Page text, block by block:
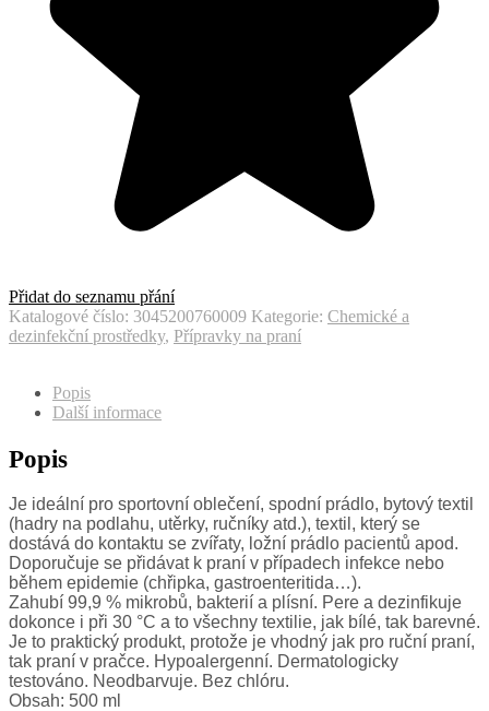
Přidat do seznamu přání
Katalogové číslo: 3045200760009 Kategorie: Chemické a
dezinfekční prostředky, Přípravky na praní
Popis
Další informace
Popis
Je ideální pro sportovní oblečení, spodní prádlo, bytový textil
(hadry na podlahu, utěrky, ručníky atd.), textil, který se
dostává do kontaktu se zvířaty, ložní prádlo pacientů apod.
Doporučuje se přidávat k praní v případech infekce nebo
během epidemie (chřipka, gastroenteritida…).
Zahubí 99,9 % mikrobů, bakterií a plísní. Pere a dezinfikuje
dokonce i při 30 °C a to všechny textilie, jak bílé, tak barevné.
Je to praktický produkt, protože je vhodný jak pro ruční praní,
tak praní v pračce. Hypoalergenní. Dermatologicky
testováno. Neodbarvuje. Bez chlóru.
Obsah: 500 ml